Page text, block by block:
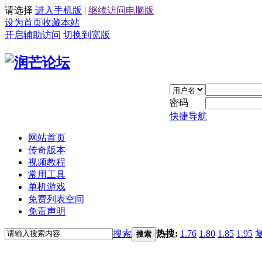
请选择 进入手机版 | 继续访问电脑版
设为首页收藏本站
开启辅助访问 切换到宽版
密码
快捷导航
网站首页
传奇版本
视频教程
常用工具
单机游戏
免费列表空间
免责声明
搜索 搜索 热搜: 1.76 1.80 1.85 1.95